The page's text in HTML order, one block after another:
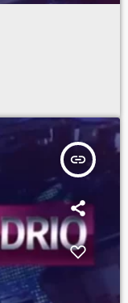
insert_link